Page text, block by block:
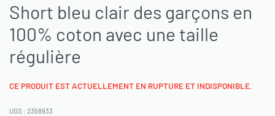
Short bleu clair des garçons en
100% coton avec une taille
régulière
CE PRODUIT EST ACTUELLEMENT EN RUPTURE ET INDISPONIBLE.
2358933